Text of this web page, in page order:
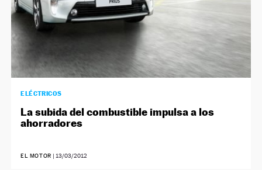
ELÉCTRICOS
La subida del combustible impulsa a los
ahorradores
EL MOTOR | 13/03/2012